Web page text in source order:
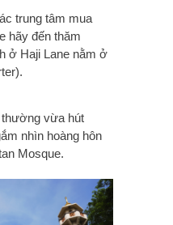
trung tâm mua
hãy đến thăm
ở Haji Lane nằm ở
thường vừa hút
nhìn hoàng hôn
Mosque.